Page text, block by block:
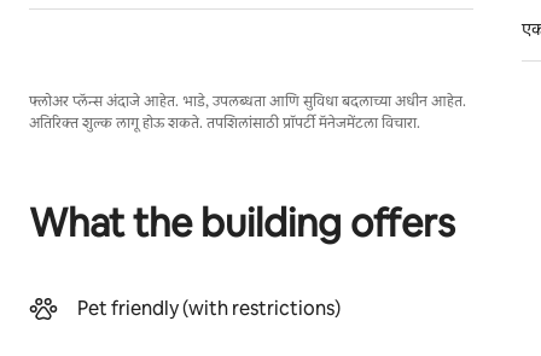
फ्लोअर प्लॅन्स अंदाजे आहेत. भाडे, उपलब्धता आणि सुविधा बदलाच्या अधीन आहेत.
अतिरिक्त शुल्क लागू होऊ शकते. तपशिलांसाठी प्रॉपर्टी मॅनेजमेंटला विचारा.
What the building offers
Pet friendly (with restrictions)